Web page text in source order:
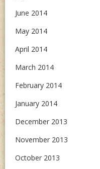
June 2014
May 2014
April 2014
March 2014
February 2014
January 2014
December 2013
November 2013
October 2013